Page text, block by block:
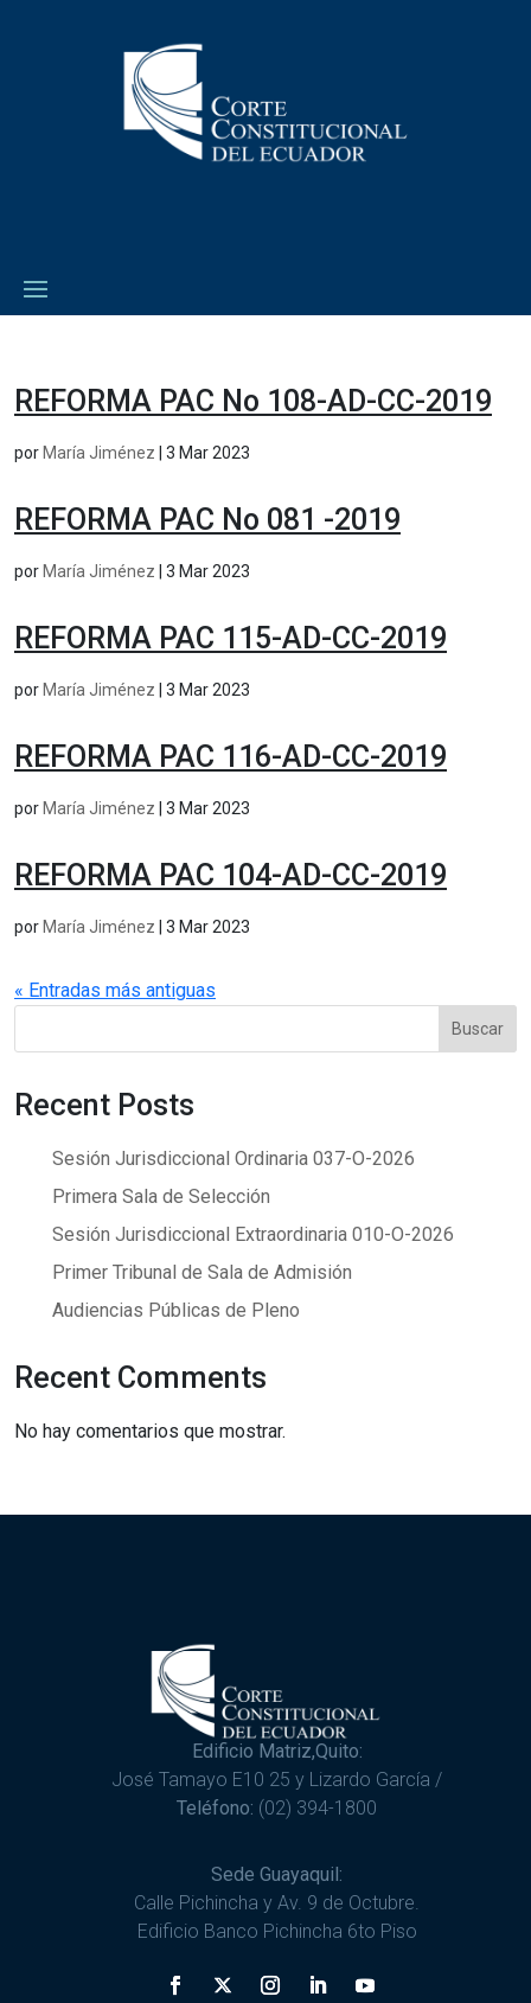
REFORMA PAC No 108-AD-CC-2019
por María Jiménez 3 Mar 2023
REFORMA PAC No 081 -2019
por María Jiménez 3 Mar 2023
REFORMA PAC 115-AD-CC-2019
por María Jiménez 3 Mar 2023
REFORMA PAC 116-AD-CC-2019
por María Jiménez 3 Mar 2023
REFORMA PAC 104-AD-CC-2019
por María Jiménez 3 Mar 2023
« Entradas más antiguas
Buscar
Recent Posts
Sesión Jurisdiccional Ordinaria 037-O-2026
Primera Sala de Selección
Sesión Jurisdiccional Extraordinaria 010-O-2026
Primer Tribunal de Sala de Admisión
Audiencias Públicas de Pleno
Recent Comments
No hay comentarios que mostrar.
Edificio Matriz,Quito:
José Tamayo E10 25 y Lizardo García /
Teléfono: (02) 394-1800
Sede Guayaquil:
Calle Pichincha y Av. 9 de Octubre.
Edificio Banco Pichincha 6to Piso